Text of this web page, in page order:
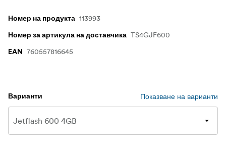
Номер на продукта 113993
Номер за артикула на доставчика TS4GJF600
EAN 760557816645
Варианти Показване на варианти